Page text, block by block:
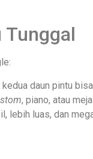
daun pintu
, piano, atau
lebih luas, dan